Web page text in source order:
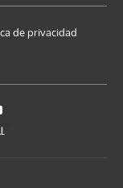
de privacidad